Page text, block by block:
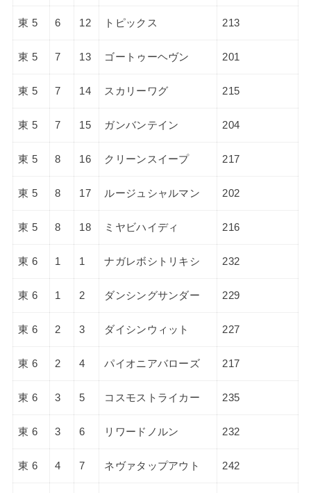
東 5 6 12 トピックス 213
東 5 7 13 ゴートゥーヘヴン 201
東 5 7 14 スカリーワグ 215
東 5 7 15 ガンバンテイン 204
東 5 8 16 クリーンスイープ 217
東 5 8 17 ルージュシャルマン 202
東 5 8 18 ミヤビハイディ 216
東 6 1 1 ナガレボシトリキシ 232
東 6 1 2 ダンシングサンダー 229
東 6 2 3 ダイシンウィット 227
東 6 2 4 パイオニアバローズ 217
東 6 3 5 コスモストライカー 235
東 6 3 6 リワードノルン 232
東 6 4 7 ネヴァタップアウト 242